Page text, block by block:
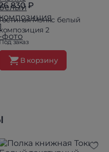
830 ₽
Мэнкс белый
2
заказ
В корзину